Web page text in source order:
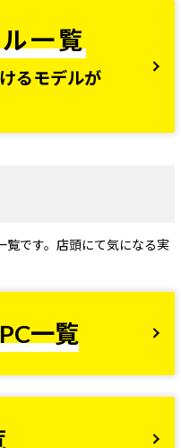
一覧
るモデルが
覧です。店頭にて気になる実
一覧